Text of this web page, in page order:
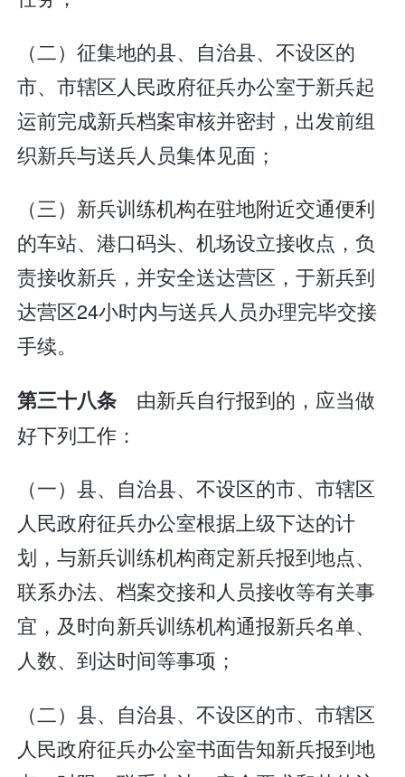
（二）征集地的县、自治县、不设区的
市、市辖区人民政府征兵办公室于新兵起
运前完成新兵档案审核并密封，出发前组
织新兵与送兵人员集体见面；
（三）新兵训练机构在驻地附近交通便利
的车站、港口码头、机场设立接收点，负
责接收新兵，并安全送达营区，于新兵到
达营区24小时内与送兵人员办理完毕交接
手续。
第三十八条 由新兵自行报到的，应当做
好下列工作：
（一）县、自治县、不设区的市、市辖区
人民政府征兵办公室根据上级下达的计
划，与新兵训练机构商定新兵报到地点、
联系办法、档案交接和人员接收等有关事
宜，及时向新兵训练机构通报新兵名单、
人数、到达时间等事项；
（二）县、自治县、不设区的市、市辖区
人民政府征兵办公室书面告知新兵报到地